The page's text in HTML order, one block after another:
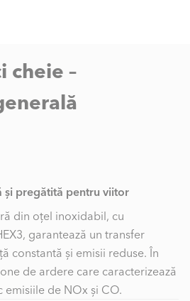
cheie –
și pregătită pentru viitor
din oțel inoxidabil, cu
garantează un transfer
constantă și emisii reduse. În
de ardere care caracterizează
emisiile de NOx și CO.